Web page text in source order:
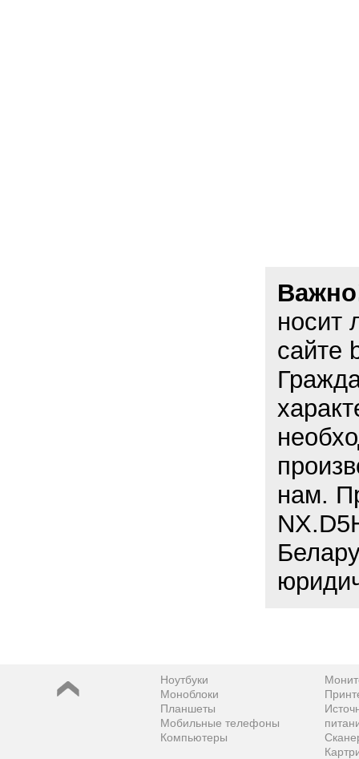
носит
сайте
нам.
Ноутбуки
Моноблоки
Планшеты
Мобильные телефоны
Компьютеры